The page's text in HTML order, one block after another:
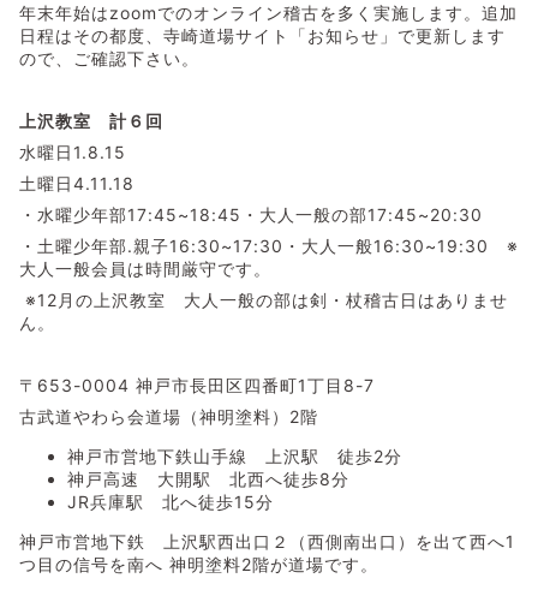
年末年始はzoomでのオンライン稽古を多く実施します。追加
日程はその都度、寺崎道場サイト「お知らせ」で更新します
ので、ご確認下さい。
上沢教室 計６回
水曜日1.8.15
土曜日4.11.18
・水曜少年部17:45~18:45・大人一般の部17:45~20:30
・土曜少年部.親子16:30~17:30・大人一般16:30~19:30 ※
大人一般会員は時間厳守です。
※12月の上沢教室 大人一般の部は剣・杖稽古日はありませ
ん。
〒653-0004 神戸市長田区四番町1丁目8-7
古武道やわら会道場（神明塗料）2階
神戸市営地下鉄山手線 上沢駅 徒歩2分
神戸高速 大開駅 北西へ徒歩8分
JR兵庫駅 北へ徒歩15分
神戸市営地下鉄 上沢駅西出口２（西側南出口）を出て西へ1
つ目の信号を南へ 神明塗料2階が道場です。